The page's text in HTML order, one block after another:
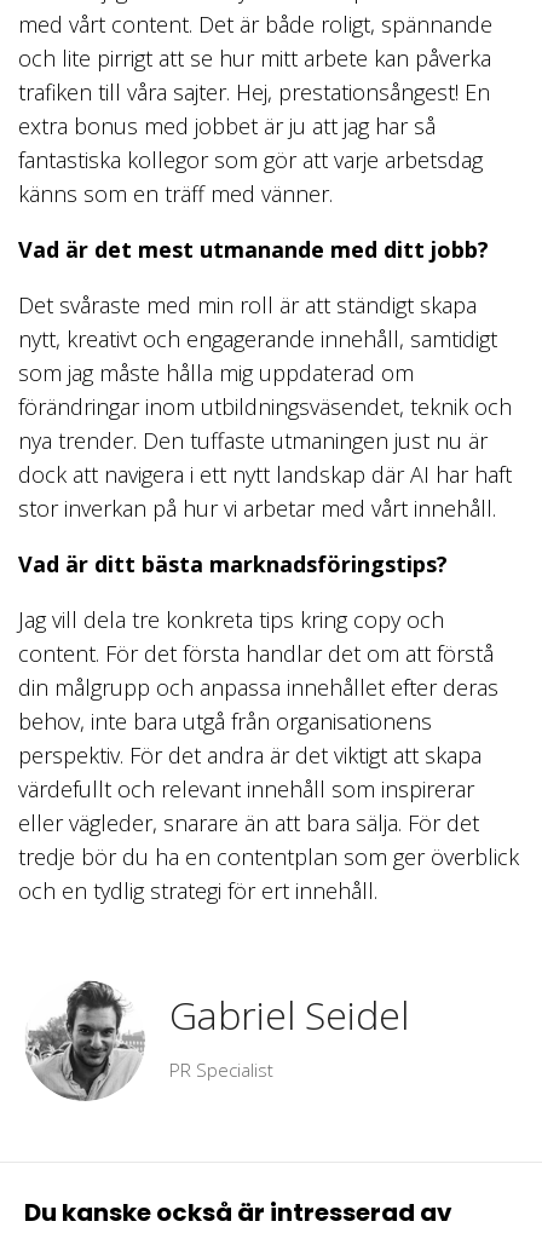
med vårt content. Det är både roligt, spännande
och lite pirrigt att se hur mitt arbete kan påverka
trafiken till våra sajter. Hej, prestationsångest! En
extra bonus med jobbet är ju att jag har så
fantastiska kollegor som gör att varje arbetsdag
känns som en träff med vänner.
Vad är det mest utmanande med ditt jobb?
Det svåraste med min roll är att ständigt skapa
nytt, kreativt och engagerande innehåll, samtidigt
som jag måste hålla mig uppdaterad om
förändringar inom utbildningsväsendet, teknik och
nya trender. Den tuffaste utmaningen just nu är
dock att navigera i ett nytt landskap där AI har haft
stor inverkan på hur vi arbetar med vårt innehåll.
Vad är ditt bästa marknadsföringstips?
Jag vill dela tre konkreta tips kring copy och
content. För det första handlar det om att förstå
din målgrupp och anpassa innehållet efter deras
behov, inte bara utgå från organisationens
perspektiv. För det andra är det viktigt att skapa
värdefullt och relevant innehåll som inspirerar
eller vägleder, snarare än att bara sälja. För det
tredje bör du ha en contentplan som ger överblick
och en tydlig strategi för ert innehåll.
Gabriel Seidel
PR Specialist
Du kanske också är intresserad av